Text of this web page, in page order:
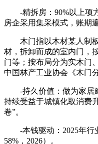
-精拆房：90%以上项
房企采用集采模式，账期
木门指以木材某人制板
材，拆卸而成的室内门，
门等；按布局分为实木门
中国林产工业协会《木门
-持久价值：做为家居
持续受益于城镇化取消费
卷”。
-本钱驱动：2025年行
58%，2026）。